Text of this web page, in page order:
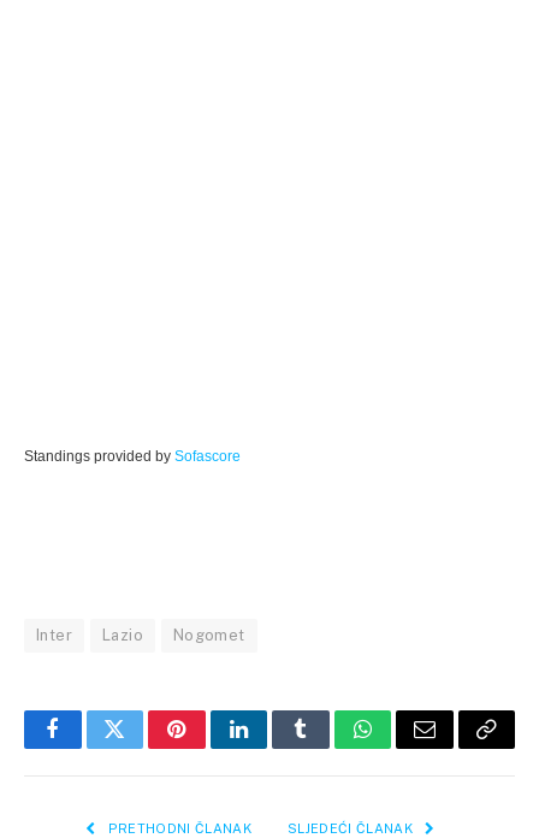
Standings provided by Sofascore
Inter Lazio Nogomet
FacebookTwitterPinterestLinkedInTumblrWhatsApp
Email Copy
PRETHODNI ČLANAK SLJEDEĆI ČLANAK